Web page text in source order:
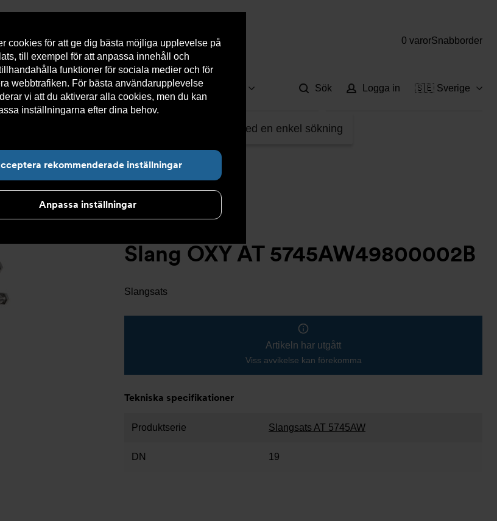
cookies för att ge dig bästa möjliga upplevelse på
till exempel för att anpassa innehåll och
funktioner för sociala medier och för
webbtrafiken. För bästa användarupplevelse
vi att du aktiverar alla cookies, men du kan
inställningarna efter dina behov.
rekommenderade inställningar
Anpassa inställningar
0 varorSnabborder
Hållbarhet Kontakta oss Kundservice
Hitta det du letar efter med en enkel sökning
Sök Logga in 🇸🇪 Sverige
Slang OXY AT 5745AW49800002B
Slangsats
Artikeln har utgått
Viss avvikelse kan förekomma
Tekniska specifikationer
Produktserie Slangsats AT 5745AW
DN 19